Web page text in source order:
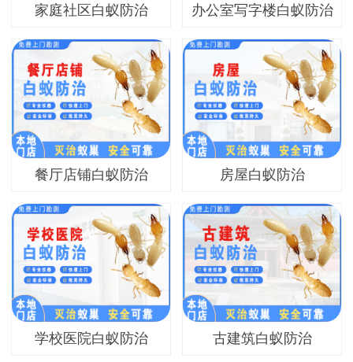
家庭社区白蚁防治 办公室写字楼白蚁防治
餐厅店铺白蚁防治 房屋白蚁防治
学校医院白蚁防治 古建筑白蚁防治